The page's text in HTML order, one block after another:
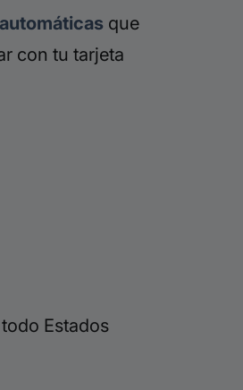
que
con tu tarjeta
Estados